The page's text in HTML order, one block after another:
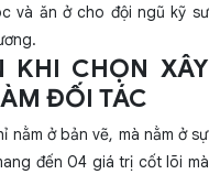
và ăn ở cho đội ngũ kỹ sư
KHI CHỌN XÂY
ĐỐI TÁC
nằm ở bản vẽ, mà nằm ở sự
đến 04 giá trị cốt lõi mà